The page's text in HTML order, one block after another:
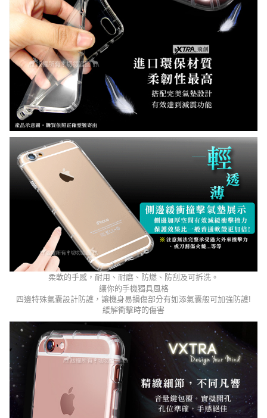
柔軟的手感，耐用、耐磨、防燃、防刮及可拆洗。
讓你的手機獨具風格
四邊特殊氣囊設計防護，讓機身易損傷部分有如添氣囊般可加強防護!
緩解衝擊時的傷害